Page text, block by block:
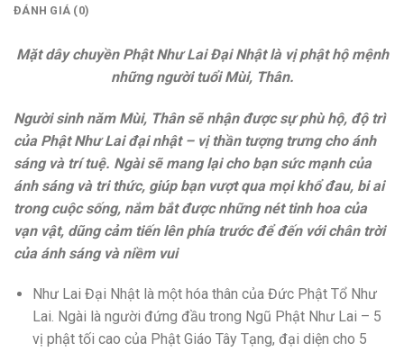
ĐÁNH GIÁ (0)
Mặt dây chuyền Phật Như Lai Đại Nhật là vị phật hộ mệnh
những người tuổi Mùi, Thân.
Người sinh năm Mùi, Thân sẽ nhận được sự phù hộ, độ trì
của Phật Như Lai đại nhật – vị thần tượng trưng cho ánh
sáng và trí tuệ. Ngài sẽ mang lại cho bạn sức mạnh của
ánh sáng và tri thức, giúp bạn vượt qua mọi khổ đau, bi ai
trong cuộc sống, nắm bắt được những nét tinh hoa của
vạn vật, dũng cảm tiến lên phía trước để đến với chân trời
của ánh sáng và niềm vui
Như Lai Đại Nhật là một hóa thân của Đức Phật Tổ Như
Lai. Ngài là người đứng đầu trong Ngũ Phật Như Lai – 5
vị phật tối cao của Phật Giáo Tây Tạng, đại diện cho 5